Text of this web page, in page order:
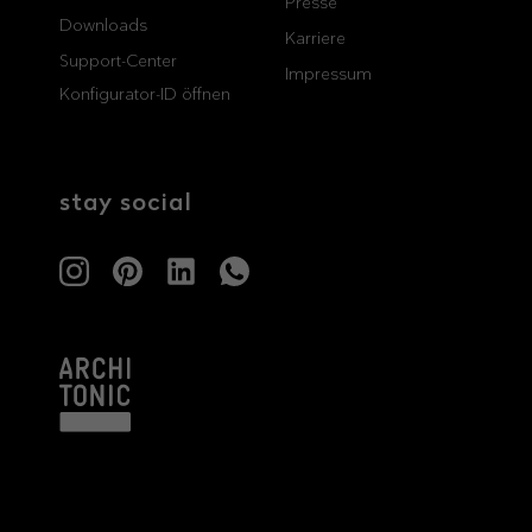
Architekten & Bauträger
showrooms
Downloads
Support-Center
Konfigurator-ID öffnen
Presse
Karriere
Impressum
stay social